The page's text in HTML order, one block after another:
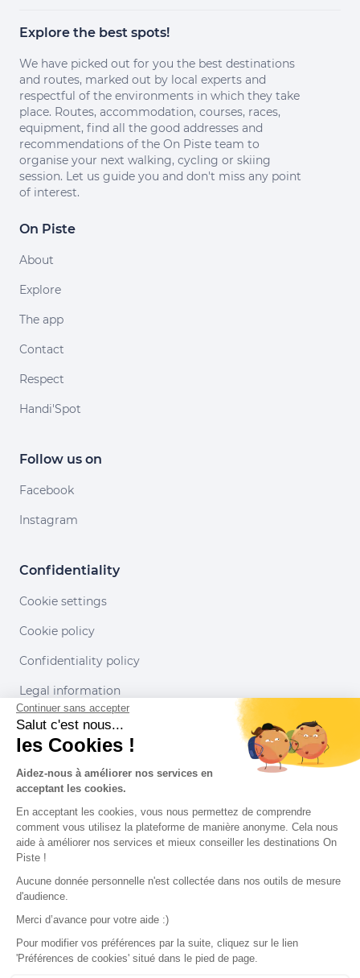
Explore the best spots!
We have picked out for you the best destinations
and routes, marked out by local experts and
respectful of the environments in which they take
place. Routes, accommodation, courses, races,
equipment, find all the good addresses and
recommendations of the On Piste team to
organise your next walking, cycling or skiing
session. Let us guide you and don't miss any point
of interest.
On Piste
About
Explore
The app
Contact
Respect
Handi'Spot
Follow us on
Facebook
Instagram
Confidentiality
Cookie settings
Cookie policy
Confidentiality policy
Legal information
Conditions of use
Our partners
Continuer sans accepter
Salut c'est nous...
les Cookies !
Aidez-nous à améliorer nos services en
acceptant les cookies.
En acceptant les cookies, vous nous permettez de comprendre
comment vous utilisez la plateforme de manière anonyme. Cela nous
aide à améliorer nos services et mieux conseiller les destinations On
Piste !
Aucune donnée personnelle n'est collectée dans nos outils de mesure
d'audience.
Merci d’avance pour votre aide :)
Pour modifier vos préférences par la suite, cliquez sur le lien
'Préférences de cookies' situé dans le pied de page.